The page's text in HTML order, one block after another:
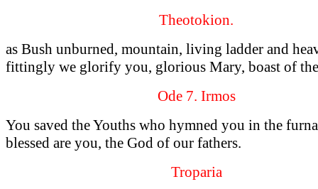
Theotokion.
as Bush unburned, mountain, living ladder and
fittingly we glorify you, glorious Mary, boast of
Ode 7. Irmos
You saved the Youths who hymned you in the
blessed are you, the God of our fathers.
Troparia